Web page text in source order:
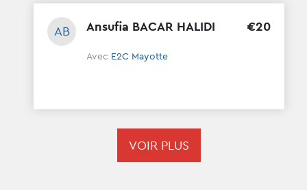
AB Ansufia BACAR HALIDI €20
Avec E2C Mayotte
VOIR PLUS